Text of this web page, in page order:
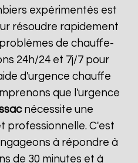
expérimentés est
résoudre rapidement
de chauffe-
24h/24 et 7j/7 pour
d'urgence chauffe
que l'urgence
nécessite une
professionnelle. C'est
à répondre à
de 30 minutes et à